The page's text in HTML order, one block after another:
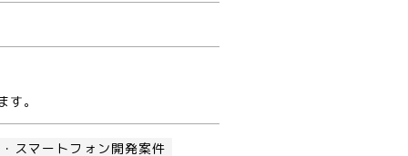
。
スマートフォン開発案件